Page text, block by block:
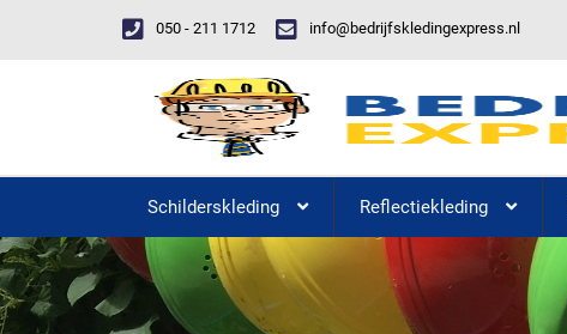
050 - 211 1712 info@bedrijfskledingexpress.nl
Schilderskleding Reflectiekleding